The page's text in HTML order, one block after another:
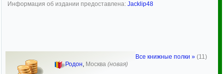
Информация об издании предоставлена: Jacklip48
Родон, Москва (новая)
Все книжные полки » (11)